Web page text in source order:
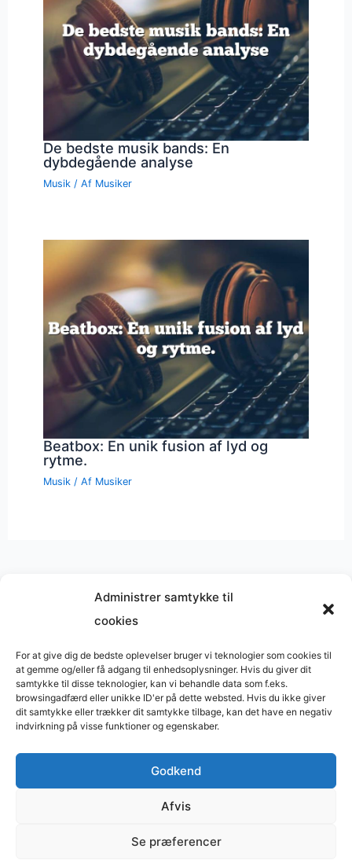
Administrer samtykke til
cookies
For at give dig de bedste oplevelser bruger vi teknologier som cookies til
at gemme og/eller få adgang til enhedsoplysninger. Hvis du giver dit
samtykke til disse teknologier, kan vi behandle data som f.eks.
browsingadfærd eller unikke ID'er på dette websted. Hvis du ikke giver
dit samtykke eller trækker dit samtykke tilbage, kan det have en negativ
indvirkning på visse funktioner og egenskaber.
Godkend
Afvis
Se præferencer
De bedste musik bands: En
dybdegående analyse
Musik / Af Musiker
Beatbox: En unik fusion af lyd og
rytme.
Musik / Af Musiker
Musik på
Copyright © 2026 BasimWorld
Udviklet afWebbureau.dk
Bygget medWordPress
Restaurant
Restauranter
Tømrer